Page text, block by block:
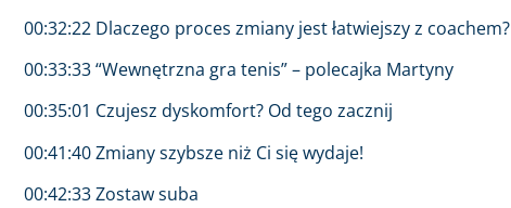
00:32:22 Dlaczego proces zmiany jest łatwiejszy z coachem?
00:33:33 “Wewnętrzna gra tenis” – polecajka Martyny
00:35:01 Czujesz dyskomfort? Od tego zacznij
00:41:40 Zmiany szybsze niż Ci się wydaje!
00:42:33 Zostaw suba